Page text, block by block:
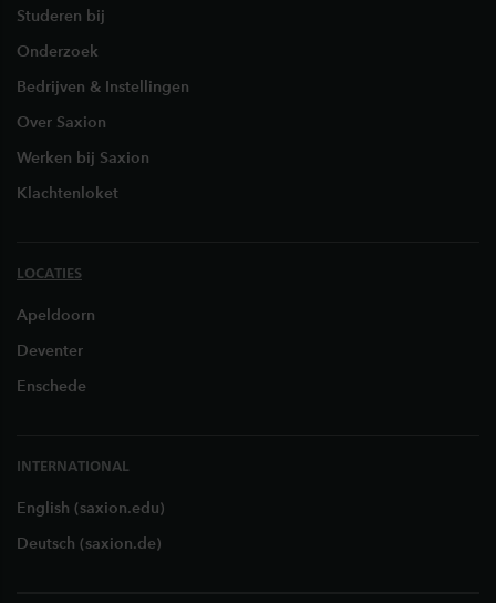
Studeren bij
Onderzoek
Bedrijven & Instellingen
Over Saxion
Werken bij Saxion
Klachtenloket
LOCATIES
Apeldoorn
Deventer
Enschede
INTERNATIONAL
English (saxion.edu)
Deutsch (saxion.de)